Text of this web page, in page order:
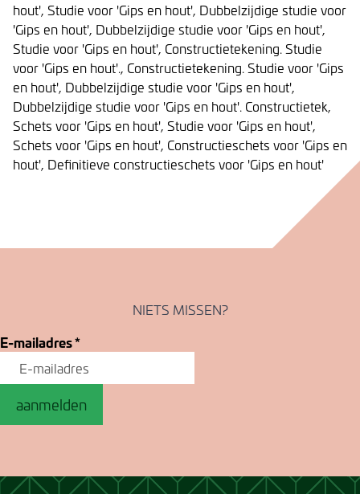
hout', Studie voor 'Gips en hout', Dubbelzijdige studie voor
'Gips en hout', Dubbelzijdige studie voor 'Gips en hout',
Studie voor 'Gips en hout', Constructietekening. Studie
voor 'Gips en hout'., Constructietekening. Studie voor 'Gips
en hout', Dubbelzijdige studie voor 'Gips en hout',
Dubbelzijdige studie voor 'Gips en hout'. Constructietek,
Schets voor 'Gips en hout', Studie voor 'Gips en hout',
Schets voor 'Gips en hout', Constructieschets voor 'Gips en
hout', Definitieve constructieschets voor 'Gips en hout'
NIETS MISSEN?
E-mailadres*
aanmelden